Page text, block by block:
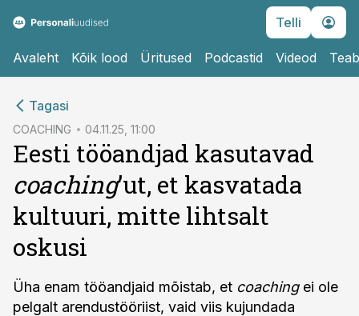
Telli
Avaleht Kõik lood Üritused Podcastid Videod
Tagasi
COACHING 04.11.25, 11:00
Eesti tööandjad kasutavad
coaching’ut, et kasvatada
kultuuri, mitte lihtsalt
oskusi
Üha enam tööandjaid mõistab, et coaching ei ole
pelgalt arendustööriist, vaid viis kujundada